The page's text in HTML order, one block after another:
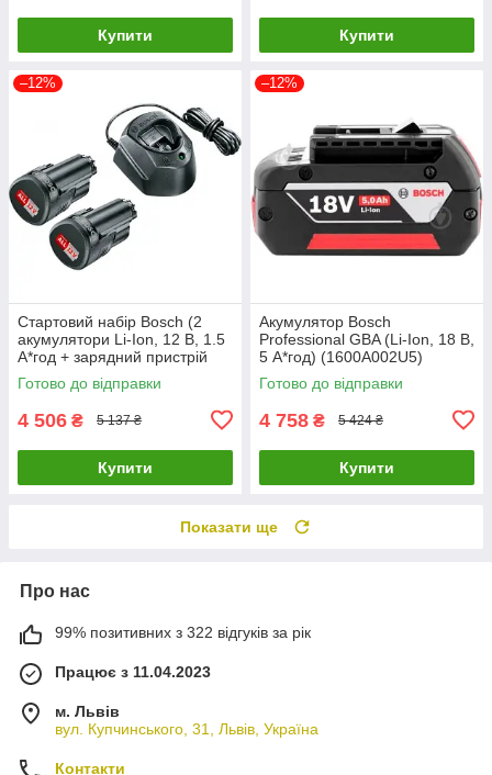
Купити Купити
–12%
Стартовий набір Bosch (2
акумулятори Li-Ion, 12 В, 1.5
А*год + зарядний пристрій
GAL 1210 CV) (1600A01L3E)
Готово до відправки
4 506 ₴ 5 137 ₴
Купити
–12%
Акумулятор Bosch
Professional GBA (Li-Ion, 18 В,
5 А*год) (1600A002U5)
Готово до відправки
4 758 ₴ 5 424 ₴
Купити
Показати ще
Про нас
99% позитивних з 322 відгуків за рік
Працює з 11.04.2023
м. Львів
вул. Купчинського, 31, Львів, Україна
Контакти